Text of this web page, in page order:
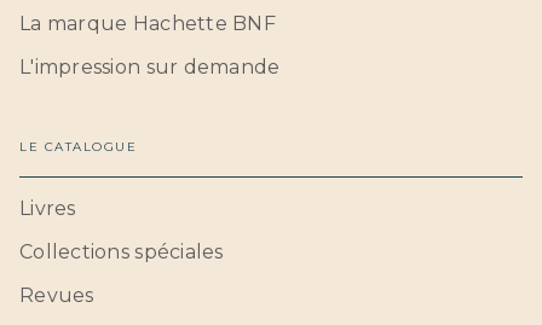
La marque Hachette BNF
L'impression sur demande
LE CATALOGUE
Livres
Collections spéciales
Revues